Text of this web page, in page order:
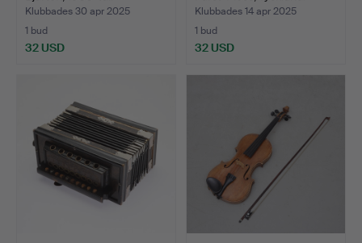
Klubbades 30 apr 2025
1 bud
32 USD
Klubbades 14 apr 2025
1 bud
32 USD